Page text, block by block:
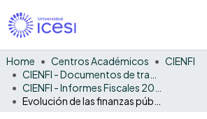
Home Centros Académicos
CIENFI